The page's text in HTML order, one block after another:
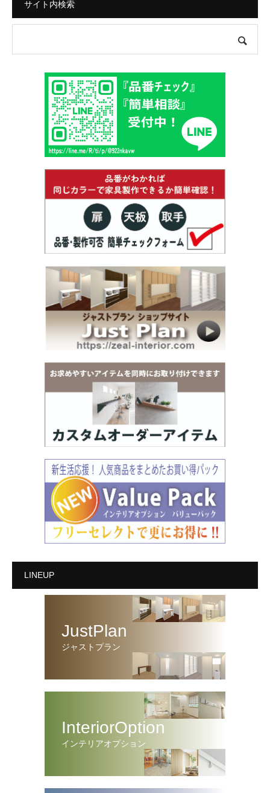
サイト内検索
LINEUP
JustPlan
ジャストプラン
InteriorOption
インテリアオプション